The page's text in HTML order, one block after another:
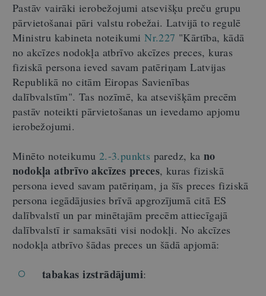
Pastāv vairāki ierobežojumi atsevišķu preču grupu
pārvietošanai pāri valstu robežai. Latvijā to regulē
Ministru kabineta noteikumiNr.227 "Kārtība, kādā
no akcīzes nodokļa atbrīvo akcīzes preces, kuras
fiziskā persona ieved savam patēriņam Latvijas
Republikā no citām Eiropas Savienības
dalībvalstīm". Tas nozīmē, ka atsevišķām precēm
pastāv noteikti pārvietošanas un ievedamo apjomu
ierobežojumi.
Minēto noteikumu 2.-3.punkts paredz, kano
nodokļa atbrīvo akcīzes preces, kuras fiziskā
persona ieved savam patēriņam, ja šīs preces fiziskā
persona iegādājusies brīvā apgrozījumā citā ES
dalībvalstī un par minētajām precēm attiecīgajā
dalībvalstī ir samaksāti visi nodokļi. No akcīzes
nodokļa atbrīvo šādas preces un šādā apjomā:
tabakas izstrādājumi: